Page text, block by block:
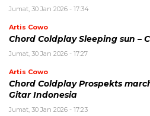
Jumat, 30 Jan 2026 - 17:34
Artis Cowo
Chord Coldplay Sleeping sun –
Jumat, 30 Jan 2026 - 17:27
Artis Cowo
Chord Coldplay Prospekts
Gitar Indonesia
Jumat, 30 Jan 2026 - 17:23